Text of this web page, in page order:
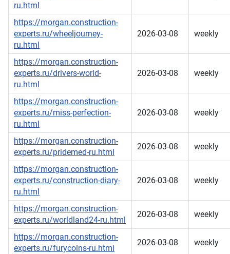
ru.html
https://morgan.construction-
experts.ru/wheeljourney-
ru.html
2026-03-08 weekly
https://morgan.construction-
experts.ru/drivers-world-
ru.html
2026-03-08 weekly
https://morgan.construction-
experts.ru/miss-perfection-
ru.html
2026-03-08 weekly
https://morgan.construction-
experts.ru/pridemed-ru.html
2026-03-08 weekly
https://morgan.construction-
experts.ru/construction-diary-
ru.html
2026-03-08 weekly
https://morgan.construction-
experts.ru/worldland24-ru.html
2026-03-08 weekly
https://morgan.construction-
experts.ru/furycoins-ru.html
2026-03-08 weekly